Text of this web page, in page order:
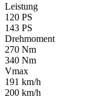
Leistung
120 PS
143 PS
Drehmoment
270 Nm
340 Nm
Vmax
191 km/h
200 km/h